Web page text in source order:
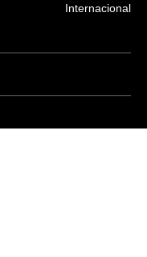
Internacional